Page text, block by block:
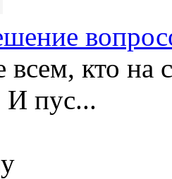
всем, кто на
пус...